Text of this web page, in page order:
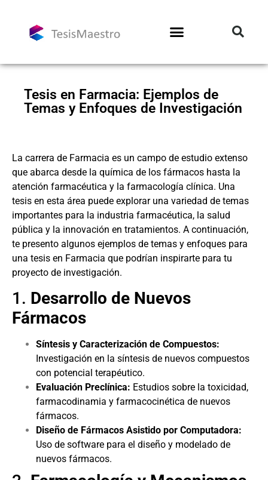
Tesis en Farmacia: Ejemplos de
Temas y Enfoques de Investigación
La carrera de Farmacia es un campo de estudio extenso
que abarca desde la química de los fármacos hasta la
atención farmacéutica y la farmacología clínica. Una
tesis en esta área puede explorar una variedad de temas
importantes para la industria farmacéutica, la salud
pública y la innovación en tratamientos. A continuación,
te presento algunos ejemplos de temas y enfoques para
una tesis en Farmacia que podrían inspirarte para tu
proyecto de investigación.
1. Desarrollo de Nuevos
Fármacos
Síntesis y Caracterización de Compuestos:
Investigación en la síntesis de nuevos compuestos
con potencial terapéutico.
Evaluación Preclínica: Estudios sobre la toxicidad,
farmacodinamia y farmacocinética de nuevos
fármacos.
Diseño de Fármacos Asistido por Computadora:
Uso de software para el diseño y modelado de
nuevos fármacos.